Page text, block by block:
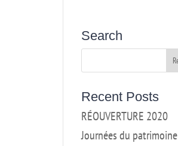
Search
Recent Posts
RÉOUVERTURE 2020
Journées du patrimoine